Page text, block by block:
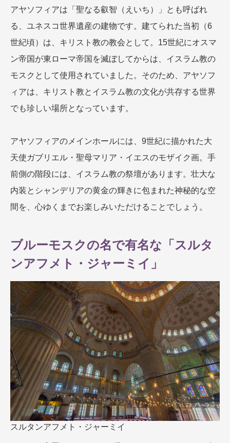
アヤソフィアは「聖なる叡智（えいち）」とも呼ばれ
る、ユネスコ世界遺産の建物です。建てられた当初（6
世紀頃）は、キリスト教の教会として。15世紀にオスマ
ン帝国が東ローマ帝国を滅ぼしてからは、イスラム教の
モスクとして使用されていました。そのため、アヤソフ
ィアは、キリスト教とイスラム教の文化が共存する世界
でも珍しい場所となっています。
アヤソフィアのメインホールには、9世紀に描かれた大
天使ガブリエル・聖母マリア・イエスのモザイク画。手
前側の階段には、イスラム教の祭壇があります。壮大な
内装とシャンデリアの黄金の輝きに包まれた神秘的な空
間を、心ゆくまでお楽しみいただけることでしょう。
ブルーモスクの名で有名な「スルタ
ンアフメト・ジャーミイ」
スルタンアフメト・ジャーミイ